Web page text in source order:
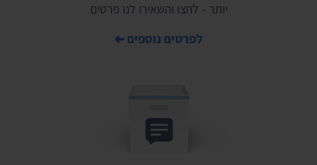
יותר - לחצו והשאירו לנו פרטים
לפרטים נוספים